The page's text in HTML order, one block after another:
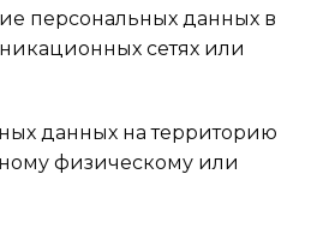
персональных данных в
сетях или
данных на территорию
физическому или